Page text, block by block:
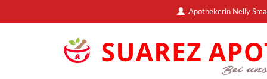
Apothekerin Nelly